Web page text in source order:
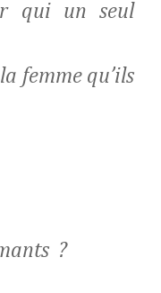
qui un seul
femme qu’ils
?